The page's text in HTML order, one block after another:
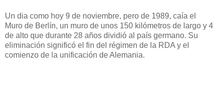
Un dia como hoy 9 de noviembre, pero de 1989, caía el
Muro de Berlín, un muro de unos 150 kilómetros de largo y 4
de alto que durante 28 años dividió al país germano. Su
eliminación significó el fin del régimen de la RDA y el
comienzo de la unificación de Alemania.